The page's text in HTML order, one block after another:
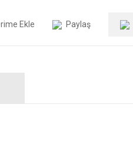
Paylaş